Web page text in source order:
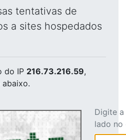
tentativas de
a sites hospedados
do IP 216.73.216.59,
Digite
lado no